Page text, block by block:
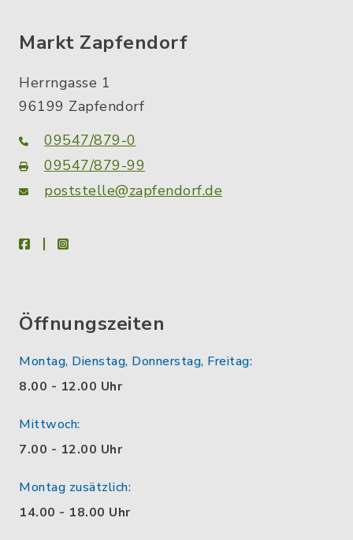
Markt Zapfendorf
Herrngasse 1
96199 Zapfendorf
09547/879-0
09547/879-99
poststelle@zapfendorf.de
facebookinstagram
Öffnungszeiten
Montag, Dienstag, Donnerstag, Freitag:
8.00 - 12.00 Uhr
Mittwoch:
7.00 - 12.00 Uhr
Montag zusätzlich:
14.00 - 18.00 Uhr